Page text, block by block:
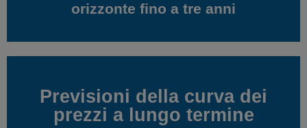
orizzonte fino a tre anni
orizzonte fino a tre anni
Previsioni della curva dei
prezzi a lungo termine
Previsioni della curva dei
prezzi a lungo termine